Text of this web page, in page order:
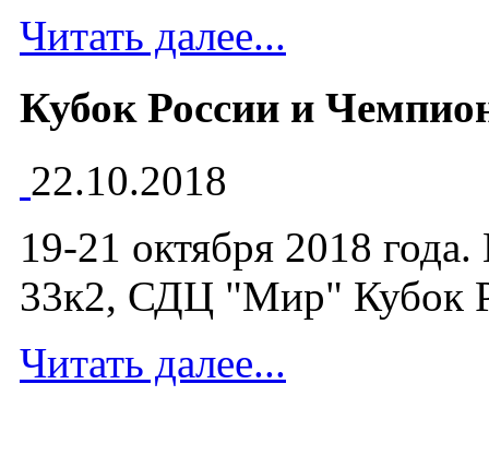
Читать далее...
Кубок России и
22.10.2018
19-21 октября 2018
33к2, СДЦ "Мир" Кубок
Читать далее...